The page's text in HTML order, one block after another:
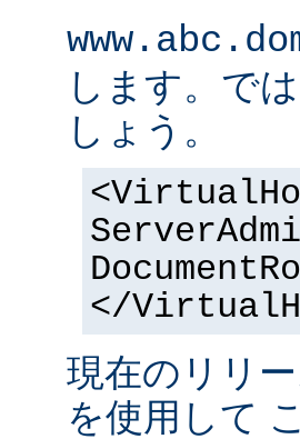
します。で
しょう。
</
現在のリリ
を使用して